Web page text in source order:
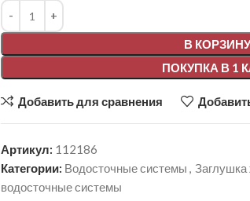
В КОРЗИНУ
ПОКУПКА В 1
Alternative:
Добавить для сравнения
Артикул: 112186
Категории: Водосточные системы ,
водосточные системы